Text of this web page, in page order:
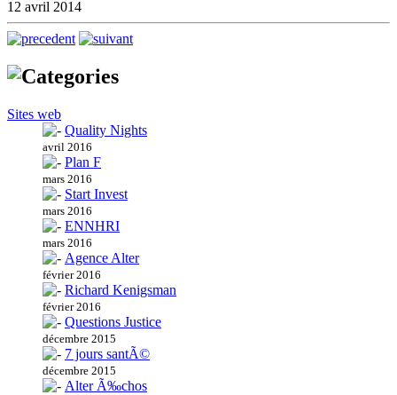
12 avril 2014
Sites web
Quality Nights
avril 2016
Plan F
mars 2016
Start Invest
mars 2016
ENNHRI
mars 2016
Agence Alter
février 2016
Richard Kenigsman
février 2016
Questions Justice
décembre 2015
7 jours santÃ©
décembre 2015
Alter Ã‰chos